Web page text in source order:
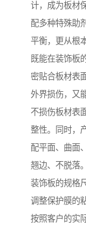
计，成为板材
配多种特殊助
平衡，更从根
既能在装饰板
密贴合板材表
外界损伤，又
不损伤板材表
整性。同时，
配平面、曲面
翘边、不脱落
装饰板的规格
调整保护膜的
按照客户的实